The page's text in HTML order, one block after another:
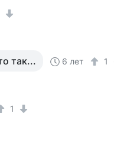
так... 6 лет 1
1